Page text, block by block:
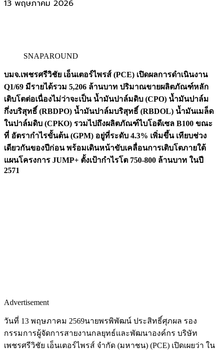
13 พฤษภาคม 2026
SNAPAROUND
บมจ.เพชรศรีวิชัย เอ็นเตอร์ไพรส์ (PCE) เปิดผลการดำเนินงาน
Q1/69 มีรายได้รวม 5,206 ล้านบาท ปริมาณขายผลิตภัณฑ์หลัก
เติบโตต่อเนื่องไม่ว่าจะเป็น น้ำมันปาล์มดิบ (CPO) น้ำมันปาล์ม
กึ่งบริสุทธิ์ (RBDPO) น้ำมันปาล์มบริสุทธิ์ (RBDOL) น้ำมันเมล็ด
ในปาล์มดิบ (CPKO) รวมไปถึงผลิตภัณฑ์ไบโอดีเซล B100 ขณะ
ที่ อัตรากำไรขั้นต้น (GPM) อยู่ที่ระดับ 4.3% เพิ่มขึ้น เทียบช่วง
เดียวกันของปีก่อน พร้อมเดินหน้าขับเคลื่อนการเติบโตภายใต้
แผนโครงการ JUMP+ ตั้งเป้ากำไรโต 750-800 ล้านบาท ในปี
2571
Advertisement
วันที่ 13 พฤษภาคม 2569นายพรพิพัฒน์ ประสิทธิ์ศุภผล รอง
กรรมการผู้จัดการสายงานกลยุทธ์และพัฒนาองค์กร บริษัท
เพชรศรีวิชัย เอ็นเตอร์ไพรส์ จำกัด (มหาชน) (PCE) เปิดเผยว่า ใน